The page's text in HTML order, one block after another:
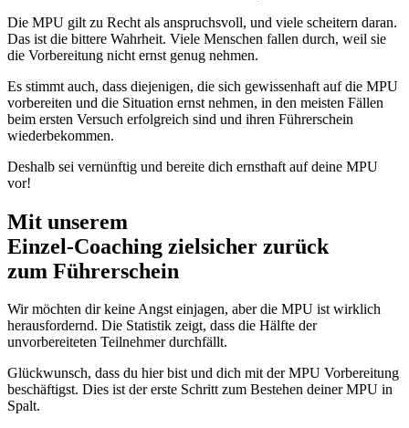
Die MPU gilt zu Recht als anspruchsvoll, und viele scheitern daran.
Das ist die bittere Wahrheit. Viele Menschen fallen durch, weil sie
die Vorbereitung nicht ernst genug nehmen.
Es stimmt auch, dass diejenigen, die sich gewissenhaft auf die MPU
vorbereiten und die Situation ernst nehmen, in den meisten Fällen
beim ersten Versuch erfolgreich sind und ihren Führerschein
wiederbekommen.
Deshalb sei vernünftig und bereite dich ernsthaft auf deine MPU
vor!
Mit unserem
Einzel-Coaching zielsicher zurück
zum Führerschein
Wir möchten dir keine Angst einjagen, aber die MPU ist wirklich
herausfordernd. Die Statistik zeigt, dass die Hälfte der
unvorbereiteten Teilnehmer durchfällt.
Glückwunsch, dass du hier bist und dich mit der MPU Vorbereitung
beschäftigst. Dies ist der erste Schritt zum Bestehen deiner MPU in
Spalt.